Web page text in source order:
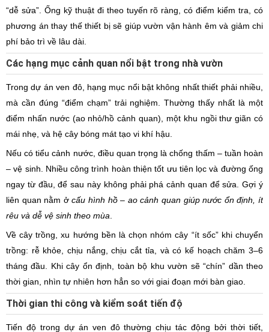
“dễ sửa”. Ống kỹ thuật đi theo tuyến rõ ràng, có điểm kiểm tra, có
phương án thay thế thiết bị sẽ giúp vườn vận hành êm và giảm chi
phí bảo trì về lâu dài.
Các hạng mục cảnh quan nổi bật trong nhà vườn
Trong dự án ven đô, hạng mục nổi bật không nhất thiết phải nhiều,
mà cần đúng “điểm chạm” trải nghiệm. Thường thấy nhất là một
điểm nhấn nước (ao nhỏ/hồ cảnh quan), một khu ngồi thư giãn có
mái nhẹ, và hệ cây bóng mát tạo vi khí hậu.
Nếu có tiểu cảnh nước, điều quan trọng là chống thấm – tuần hoàn
– vệ sinh. Nhiều công trình hoàn thiện tốt ưu tiên lọc và đường ống
ngay từ đầu, để sau này không phải phá cảnh quan để sửa. Gợi ý
liên quan nằm ởcấu hình hồ – ao cảnh quan giúp nước ổn định, ít
rêu và dễ vệ sinh theo mùa
Về cây trồng, xu hướng bền là chọn nhóm cây “ít sốc” khi chuyển
trồng: rễ khỏe, chịu nắng, chịu cắt tỉa, và có kế hoạch chăm 3–6
tháng đầu. Khi cây ổn định, toàn bộ khu vườn sẽ “chín” dần theo
thời gian, nhìn tự nhiên hơn hẳn so với giai đoạn mới bàn giao.
Thời gian thi công và kiểm soát tiến độ
Tiến độ trong dự án ven đô thường chịu tác động bởi thời tiết,